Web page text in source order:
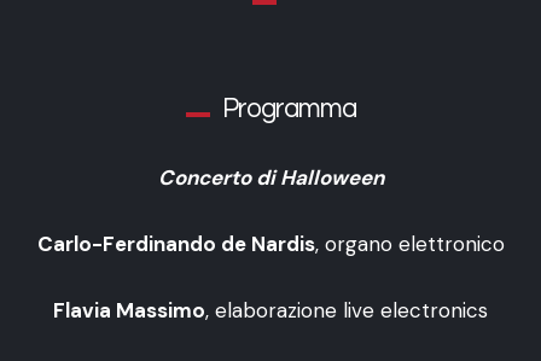
Programma
Concerto di Halloween
Carlo-Ferdinando de Nardis, organo elettronico
Flavia Massimo, elaborazione live electronics